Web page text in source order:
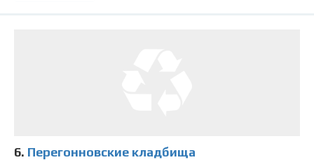
6. Перегонновские кладбища